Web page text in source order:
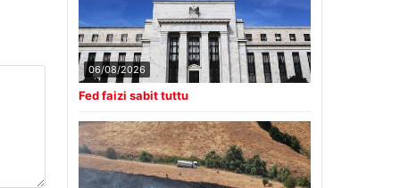
06/08/2026
Fed faizi sabit tuttu